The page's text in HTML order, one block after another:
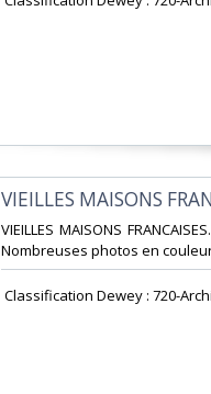
‎VIEILLES MAISONS
‎VIEILLES MAISONS
Nombreuses photos en
Classification Dewey : 720-